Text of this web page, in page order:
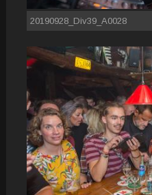
20190928_Div39_A0028